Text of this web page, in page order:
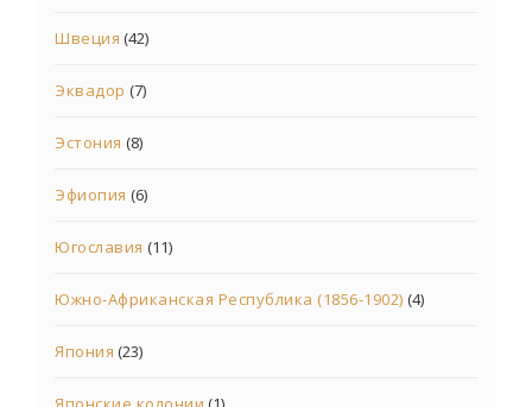
Швеция (42)
Эквадор (7)
Эстония (8)
Эфиопия (6)
Югославия (11)
Южно-Африканская Республика (1856-1902) (4)
Япония (23)